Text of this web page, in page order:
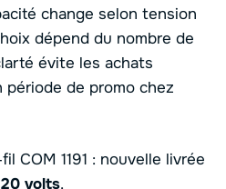
change selon tension
dépend du nombre de
évite les achats
de promo chez
COM 1191 : nouvelle livrée
20 volts.